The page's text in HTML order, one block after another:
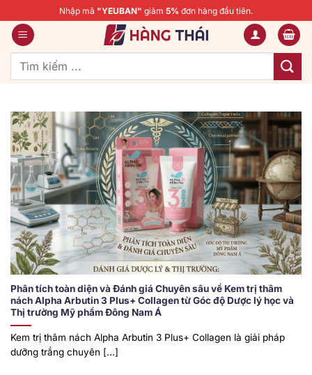
qua
nội
dung
Nhập mã "YEUBAN" giảm 5% đơn hàng đầu tiên.
Tìm
Phân tích toàn diện và Đánh giá Chuyên sâu về Kem trị thâm
nách Alpha Arbutin 3 Plus+ Collagen từ Góc độ Dược lý học và
Thị trường Mỹ phẩm Đông Nam Á
Kem trị thâm nách Alpha Arbutin 3 Plus+ Collagen là giải pháp
dưỡng trắng chuyên [...]